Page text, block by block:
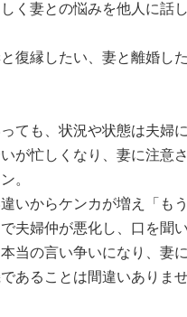
く妻との悩みを他人に話
復縁したい、妻と離婚し
ても、状況や状態は夫婦
が忙しくなり、妻に注意
。
いからケンカが増え「も
夫婦仲が悪化し、口を聞
当の言い争いになり、
あることは間違いありま